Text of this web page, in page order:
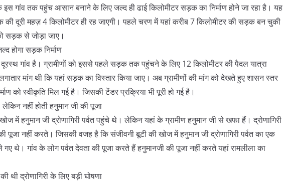
इस गांव तक पहुंच आसान बनाने के लिए जल्द ही ढाई किलोमीटर सड़क का निर्माण होने जा रहा है। यह
दूरी महज़ 4 किलोमीटर ही रह जाएगी। पहले चरण में यहां करीब 7 किलोमीटर की सड़क बन चुकी
सड़क से जोड़ा जाए।
होगा सड़क निर्माण
दूरस्थ गांव है। ग्रामीणों को इससे पहले सड़क तक पहुंचने के लिए 12 किलोमीटर की पैदल यात्रा
मांग थी कि यहां सड़क का विस्तार किया जाए। अब ग्रामीणों की मांग को देखते हुए शासन स्तर
को स्वीकृति मिल गई है। जिसकी टेंडर प्रक्रिया भी पूरी हो गई है।
नहीं होती हनुमान जी की पूजा
में हनुमान जी द्रोणागिरी पर्वत पहुंचे थे। लेकिन यहां के ग्रामीण हनुमान जी से खफा हैं। द्रोणागिरी
पूजा नहीं करते। जिसकी वजह है कि संजीवनी बूटी की खोज में हनुमान जी द्रोणागिरी पर्वत का एक
थे। गांव के लोग पर्वत देवता की पूजा करते हैं हनुमानजी की पूजा नहीं करते यहां रामलीला का
थी द्रोणागिरी के लिए बड़ी घोषणा